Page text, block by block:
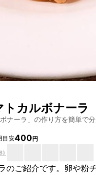
カルボナーラ
ナーラ 」の作り方を簡単で
目安400円
)
のご紹介です。卵や粉